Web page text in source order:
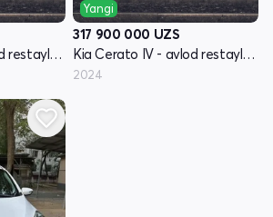
Kia Cerato IV - avlod restayling
Yangi
317 900 000 UZS
Kia Cerato IV - avlod restayling
2024